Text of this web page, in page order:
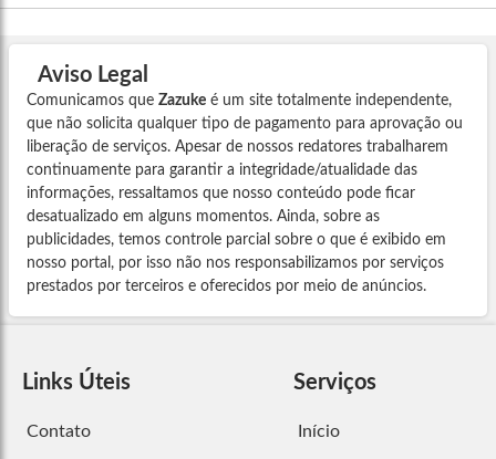
Aviso Legal
Comunicamos que Zazuke é um site totalmente independente,
que não solicita qualquer tipo de pagamento para aprovação ou
liberação de serviços. Apesar de nossos redatores trabalharem
continuamente para garantir a integridade/atualidade das
informações, ressaltamos que nosso conteúdo pode ficar
desatualizado em alguns momentos. Ainda, sobre as
publicidades, temos controle parcial sobre o que é exibido em
nosso portal, por isso não nos responsabilizamos por serviços
prestados por terceiros e oferecidos por meio de anúncios.
Links Úteis
Contato
Serviços
Início